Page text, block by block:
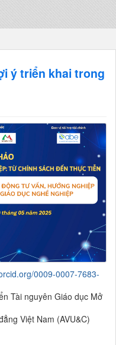
ý triển khai trong
0009-0007-7683-
Tài nguyên Giáo dục Mở
Việt Nam (AVU&C)